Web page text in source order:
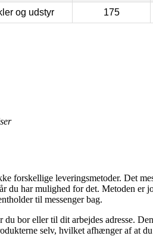
og udstyr 175
forskellige leveringsmetoder. Det
du har mulighed for det. Metoden
til messenger bag.
bor eller til dit arbejdes adresse.
selv, hvilket afhænger af at